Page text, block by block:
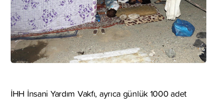
İHH İnsani Yardım Vakfı, ayrıca günlük 1000 adet